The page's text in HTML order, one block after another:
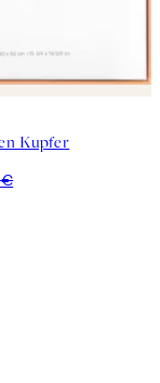
Kupfer